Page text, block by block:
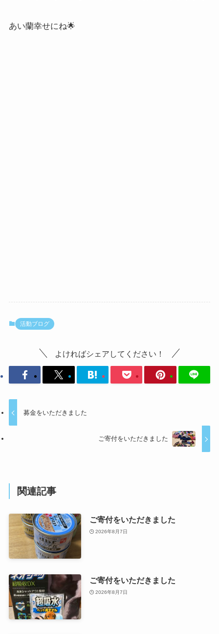
あい蘭幸せにね🌟
活動ブログ
よければシェアしてください！
募金をいただきました
ご寄付をいただきました
関連記事
ご寄付をいただきました
2026年8月7日
ご寄付をいただきました
2026年8月7日